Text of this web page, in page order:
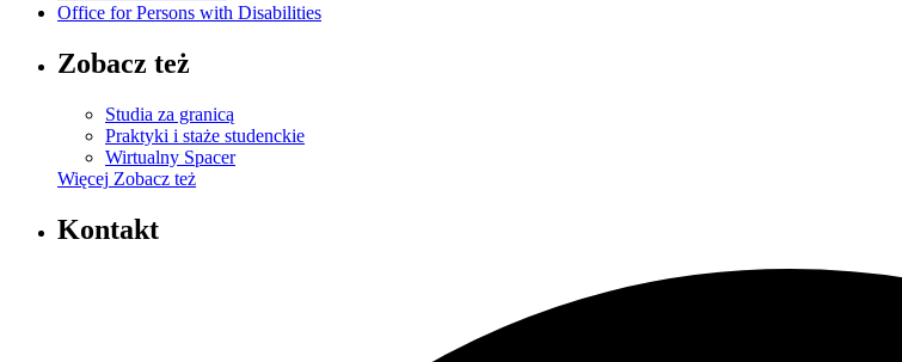
Office for Persons with Disabilities
Zobacz też
Studia za granicą
Praktyki i staże studenckie
Wirtualny Spacer
Więcej Zobacz też
Kontakt